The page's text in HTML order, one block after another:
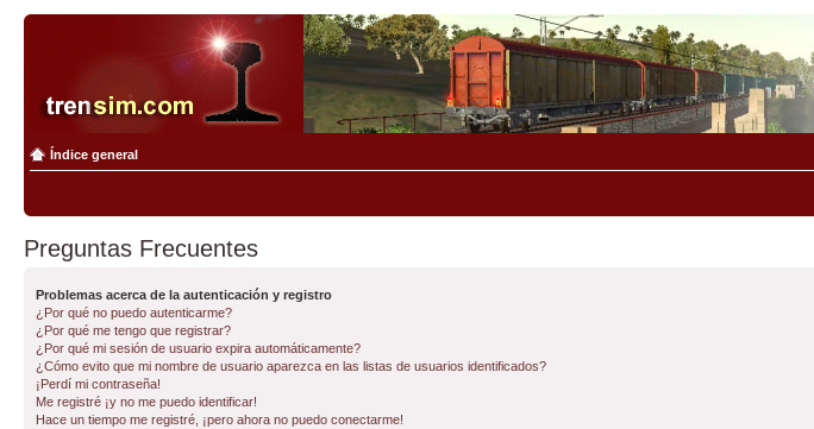
Índice general
Preguntas Frecuentes
Problemas acerca de la autenticación y registro
¿Por qué no puedo autenticarme?
¿Por qué me tengo que registrar?
¿Por qué mi sesión de usuario expira automáticamente?
¿Cómo evito que mi nombre de usuario aparezca en las listas de usuarios identificados?
¡Perdí mi contraseña!
Me registré ¡y no me puedo identificar!
Hace un tiempo me registré, ¡pero ahora no puedo conectarme!